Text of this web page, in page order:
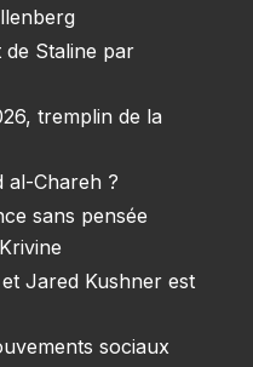
Staline par
tremplin de la
al-Chareh ?
sans pensée
et Jared Kushner est
sociaux